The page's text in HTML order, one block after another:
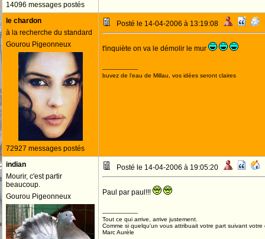
14096 messages postés
le chardon
à la recherche du standard
Gourou Pigeonneux
72927 messages postés
Posté le 14-04-2006 à 13:19:08
t'inquiète on va le démolir le mur
--------------------
buvez de l'eau de Millau, vos idées seront claires
indian
Mourir, c'est partir
beaucoup.
Gourou Pigeonneux
Posté le 14-04-2006 à 19:05:20
Paul par paul!!!
--------------------
Tout ce qui arrive, arrive justement.
Comme si quelqu'un vous attribuait votre part suivant votre
Marc Aurèle